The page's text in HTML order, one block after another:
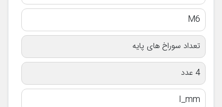
M6
تعداد سوراخ های پایه
4 عدد
I_mm